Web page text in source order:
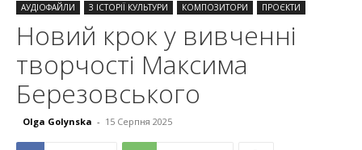
АУДІОФАЙЛИ З ІСТОРІЇ КУЛЬТУРИ КОМПОЗИТОРИ ПРОЄКТИ
Новий крок у вивченні
творчості Максима
Березовського
Olga Golynska - 15 Серпня 2025